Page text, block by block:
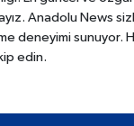
Anadolu News
deneyimi sunuyor.
edin.